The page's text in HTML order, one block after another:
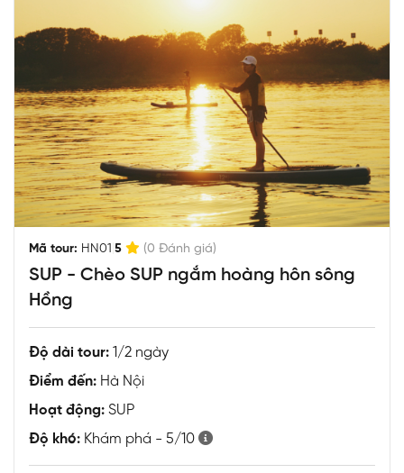
Mã tour: HN01 5 (0 Đánh giá)
SUP - Chèo SUP ngắm hoàng hôn sông
Hồng
Độ dài tour: 1/2 ngày
Điểm đến: Hà Nội
Hoạt động: SUP
Độ khó: Khám phá - 5/10